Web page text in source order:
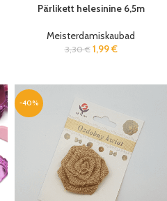
Pärlikett helesinine 6,5m
Meisterdamiskaubad
3,30€ 1,99€
-40%